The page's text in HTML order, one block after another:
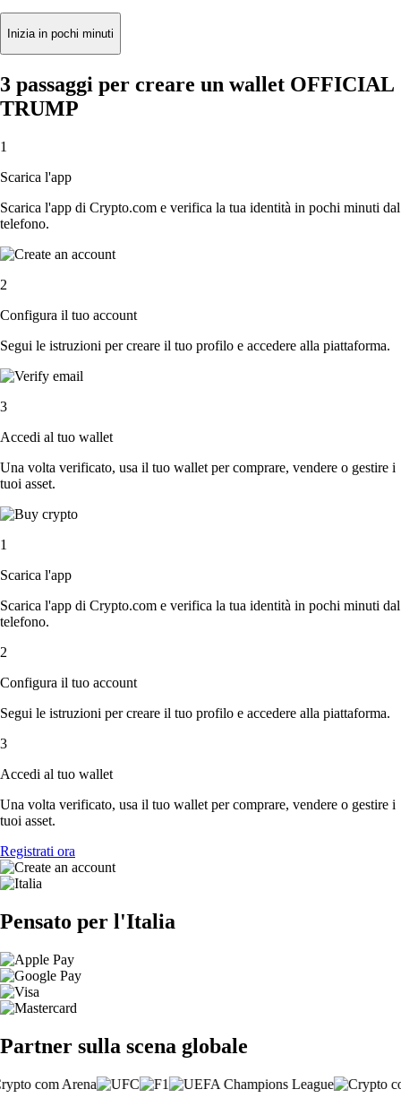
Inizia in pochi minuti
3 passaggi per creare un wallet OFFICIAL
TRUMP
1
Scarica l'app
Scarica l'app di Crypto.com e verifica la tua identità in pochi minuti dal
telefono.
2
Configura il tuo account
Segui le istruzioni per creare il tuo profilo e accedere alla piattaforma.
3
Accedi al tuo wallet
Una volta verificato, usa il tuo wallet per comprare, vendere o gestire i
tuoi asset.
1
Scarica l'app
Scarica l'app di Crypto.com e verifica la tua identità in pochi minuti dal
telefono.
2
Configura il tuo account
Segui le istruzioni per creare il tuo profilo e accedere alla piattaforma.
3
Accedi al tuo wallet
Una volta verificato, usa il tuo wallet per comprare, vendere o gestire i
tuoi asset.
Registrati ora
Pensato per l'Italia
Partner sulla scena globale